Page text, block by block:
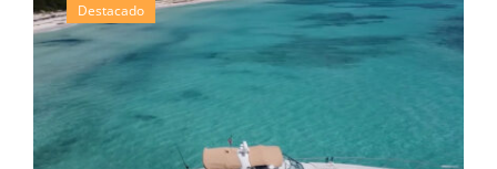
Destacado